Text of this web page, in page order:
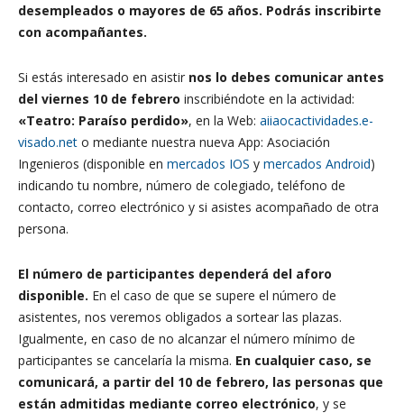
desempleados o mayores de 65 años. Podrás inscribirte
con acompañantes.
Si estás interesado en asistir nos lo debes comunicar antes
del viernes 10 de febrero inscribiéndote en la actividad:
«Teatro: Paraíso perdido», en la Web: aiiaocactividades.e-
visado.net o mediante nuestra nueva App: Asociación
Ingenieros (disponible en mercados IOS y mercados Android)
indicando tu nombre, número de colegiado, teléfono de
contacto, correo electrónico y si asistes acompañado de otra
persona.
El número de participantes dependerá del aforo
disponible. En el caso de que se supere el número de
asistentes, nos veremos obligados a sortear las plazas.
Igualmente, en caso de no alcanzar el número mínimo de
participantes se cancelaría la misma. En cualquier caso, se
comunicará, a partir del 10 de febrero, las personas que
están admitidas mediante correo electrónico, y se